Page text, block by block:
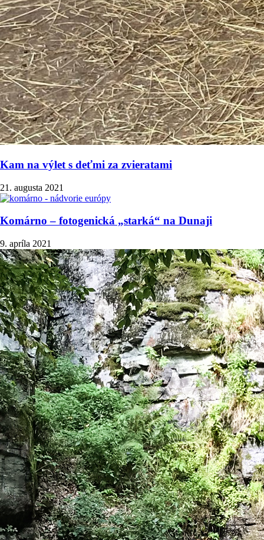
Kam na výlet s deťmi za zvieratami
21. augusta 2021
Komárno – fotogenická „starká“ na Dunaji
9. apríla 2021